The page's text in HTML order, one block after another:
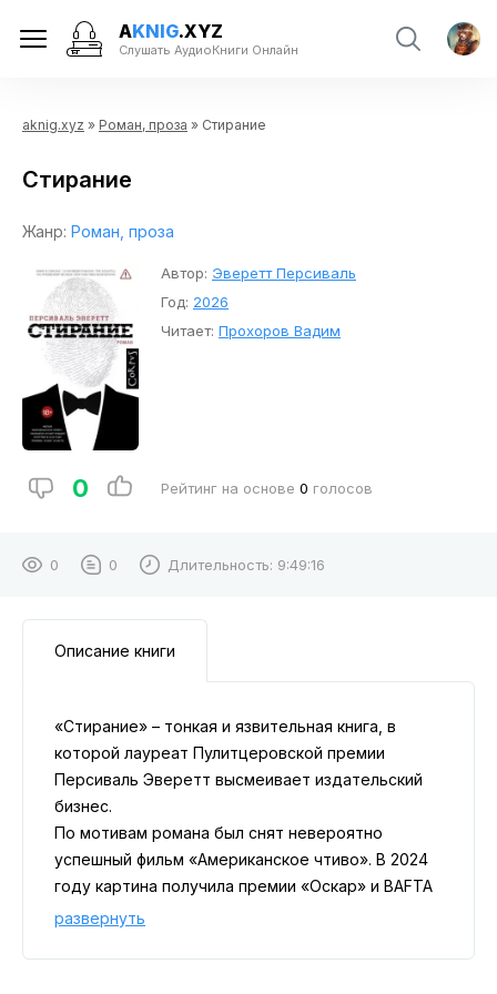
AKNIG.XYZ
Слушать АудиоКниги Онлайн
aknig.xyz » Роман, проза » Стирание
Стирание
Жанр: Роман, проза
Автор: Эверетт Персиваль
Год: 2026
Читает: Прохоров Вадим
0 Рейтинг на основе 0 голосов
0 0 Длительность: 9:49:16
Описание книги
«Стирание» – тонкая и язвительная книга, в
которой лауреат Пулитцеровской премии
Персиваль Эверетт высмеивает издательский
бизнес.
По мотивам романа был снят невероятно
успешный фильм «Американское чтиво». В 2024
году картина получила премии «Оскар» и BAFTA
за лучший адаптированный сценарий, а также
«Стирание» по праву считается современной
развернуть